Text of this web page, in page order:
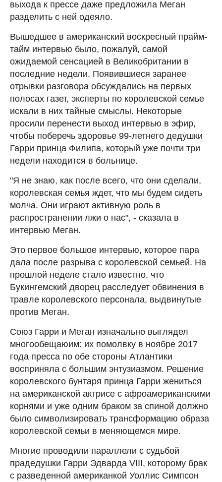
выхода к прессе даже предложила Меган
разделить с ней одеяло.
Вышедшее в американский воскресный прайм-
тайм интервью было, пожалуй, самой
ожидаемой сенсацией в Великобритании в
последние недели. Появившиеся заранее
отрывки разговора обсуждались на первых
полосах газет, эксперты по королевской семье
искали в них тайные смыслы. Некоторые
просили перенести выход интервью в эфир,
чтобы поберечь здоровье 99-летнего дедушки
Гарри принца Филипа, который уже почти три
недели находится в больнице.
"Я не знаю, как после всего, что они сделали,
королевская семья ждет, что мы будем сидеть
молча. Они играют активную роль в
распространении лжи о нас", - сказала в
интервью Меган.
Это первое большое интервью, которое пара
дала после разрыва с королевской семьей. На
прошлой неделе стало известно, что
Букингемский дворец расследует обвинения в
травле королевского персонала, выдвинутые
против Меган.
Союз Гарри и Меган изначально выглядел
многообещаюим: их помолвку в ноябре 2017
года пресса по обе стороны Атлантики
восприняла с большим энтузиазмом. Решение
королевского бунтаря принца Гарри жениться
на американской актрисе с афроамериканскими
корнями и уже одним браком за спиной должно
было символизировать трансформацию образа
королевской семьи в меняющемся мире.
Многие проводили параллели с судьбой
прадедушки Гарри Эдварда VIII, которому брак
с разведенной американкой Уоллис Симпсон